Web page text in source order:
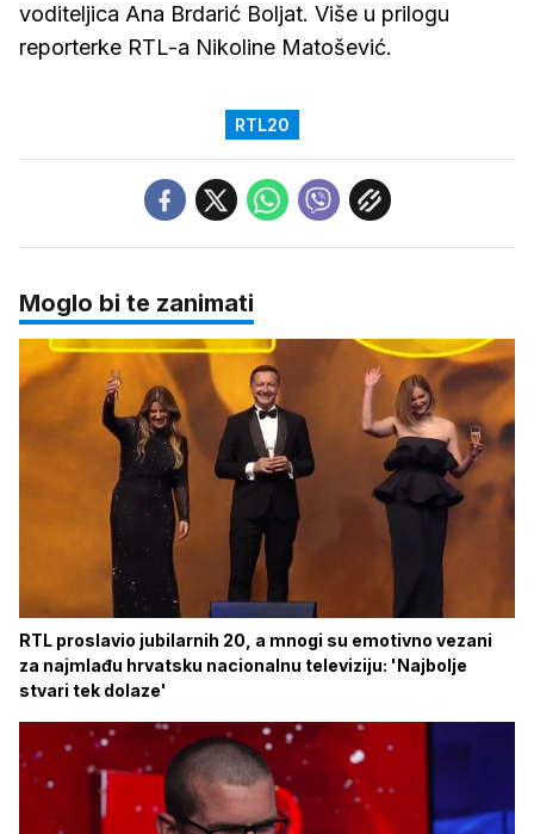
voditeljica Ana Brdarić Boljat. Više u prilogu
reporterke RTL-a Nikoline Matošević.
RTL20
Moglo bi te zanimati
RTL proslavio jubilarnih 20, a mnogi su emotivno vezani
za najmlađu hrvatsku nacionalnu televiziju: 'Najbolje
stvari tek dolaze'